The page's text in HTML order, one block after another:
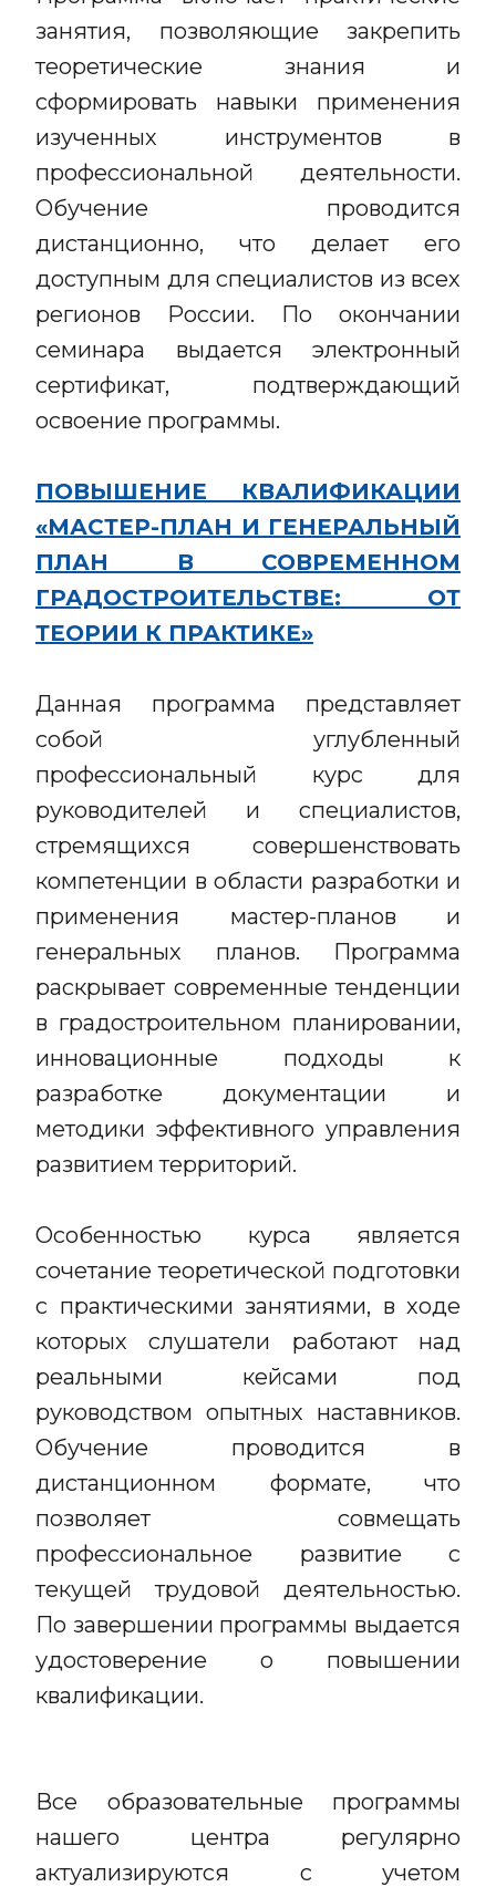
занятия, позволяющие закрепить
теоретические знания и
сформировать навыки применения
изученных инструментов в
профессиональной деятельности.
Обучение проводится
дистанционно, что делает его
доступным для специалистов из всех
регионов России. По окончании
семинара выдается электронный
сертификат, подтверждающий
освоение программы.
ПОВЫШЕНИЕ КВАЛИФИКАЦИИ
«МАСТЕР-ПЛАН И ГЕНЕРАЛЬНЫЙ
ПЛАН В СОВРЕМЕННОМ
ГРАДОСТРОИТЕЛЬСТВЕ: ОТ
ТЕОРИИ К ПРАКТИКЕ»
Данная программа представляет
собой углубленный
профессиональный курс для
руководителей и специалистов,
стремящихся совершенствовать
компетенции в области разработки и
применения мастер-планов и
генеральных планов. Программа
раскрывает современные тенденции
в градостроительном планировании,
инновационные подходы к
разработке документации и
методики эффективного управления
развитием территорий.
Особенностью курса является
сочетание теоретической подготовки
с практическими занятиями, в ходе
которых слушатели работают над
реальными кейсами под
руководством опытных наставников.
Обучение проводится в
дистанционном формате, что
позволяет совмещать
профессиональное развитие с
текущей трудовой деятельностью.
По завершении программы выдается
удостоверение о повышении
квалификации.
Все образовательные программы
нашего центра регулярно
актуализируются с учетом